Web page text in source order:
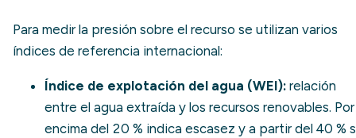
Para medir la presión sobre el recurso se utilizan varios
índices de referencia internacional:
Índice de explotación del agua (WEI): relación
entre el agua extraída y los recursos renovables. Por
encima del 20 % indica escasez y a partir del 40 %